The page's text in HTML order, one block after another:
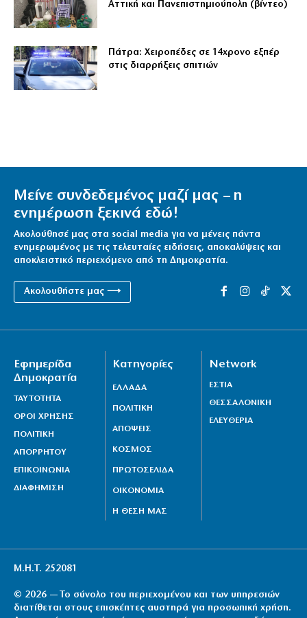
Αττική και Πανεπιστημιούπολη (βίντεο)
Πάτρα: Χειροπέδες σε 14χρονο εξπέρ
στις διαρρήξεις σπιτιών
Μείνε συνδεδεμένος μαζί μας – η
ενημέρωση ξεκινά εδώ!
Ακολούθησέ μας στα social media για να μένεις πάντα
ενημερωμένος με τις τελευταίες ειδήσεις, αποκαλύψεις και
αποκλειστικό περιεχόμενο από τη Δημοκρατία.
Ακολουθήστε μας ⟶
Εφημερίδα
Δημοκρατία
ΤΑΥΤΟΤΗΤΑ
ΟΡΟΙ ΧΡΗΣΗΣ
ΠΟΛΙΤΙΚΗ
ΑΠΟΡΡΗΤΟΥ
ΕΠΙΚΟΙΝΩΝΙΑ
ΔΙΑΦΗΜΙΣΗ
Κατηγορίες
ΕΛΛΑΔΑ
ΠΟΛΙΤΙΚΗ
ΑΠΟΨΕΙΣ
ΚΟΣΜΟΣ
ΠΡΩΤΟΣΕΛΙΔΑ
ΟΙΚΟΝΟΜΙΑ
Η ΘΕΣΗ ΜΑΣ
Network
ΕΣΤΙΑ
ΘΕΣΣΑΛΟΝΙΚΗ
ΕΛΕΥΘΕΡΙΑ
Μ.Η.Τ. 252081
© 2026 — Το σύνολο του περιεχομένου και των υπηρεσιών
διατίθεται στους επισκέπτες αυστηρά για προσωπική χρήση.